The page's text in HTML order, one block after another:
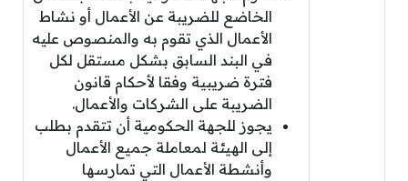
الخاضع للضريبة عن الأعمال أو نشاط
الأعمال الذي تقوم به والمنصوص عليه
في البند السابق بشكل مستقل لكل
فترة ضريبية وفقا لأحكام قانون
الضريبة على الشركات والأعمال.
يجوز للجهة الحكومية أن تتقدم بطلب
إلى الهيئة لمعاملة جميع الأعمال
وأنشطة الأعمال التي تمارسها